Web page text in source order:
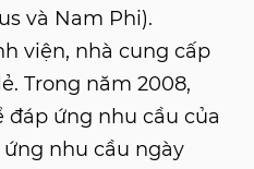
và Nam Phi).
viện, nhà cung cấp
Trong năm 2008,
ứng nhu cầu của
ứng nhu cầu ngày